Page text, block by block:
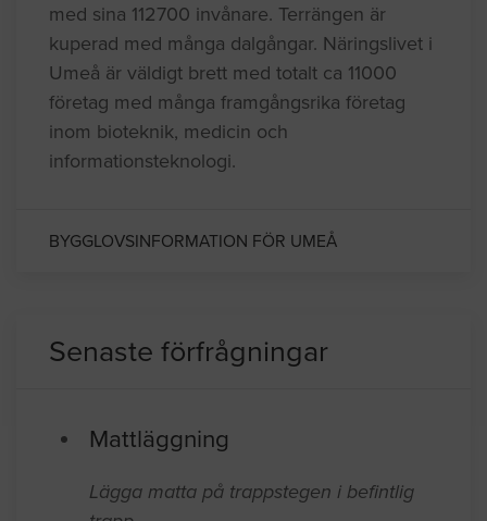
med sina 112700 invånare. Terrängen är
kuperad med många dalgångar. Näringslivet i
Umeå är väldigt brett med totalt ca 11000
företag med många framgångsrika företag
inom bioteknik, medicin och
informationsteknologi.
BYGGLOVSINFORMATION FÖR UMEÅ
Senaste förfrågningar
Mattläggning
Lägga matta på trappstegen i befintlig